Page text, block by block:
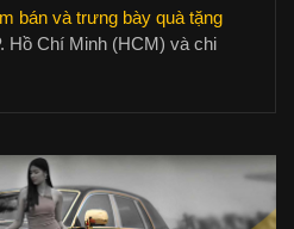
bán và trưng bày quà tặng
Hồ Chí Minh (HCM) và chi